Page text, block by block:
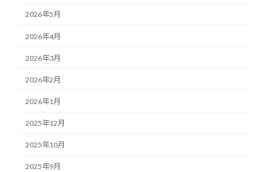
2026年5月
2026年4月
2026年3月
2026年2月
2026年1月
2025年12月
2025年10月
2025年9月